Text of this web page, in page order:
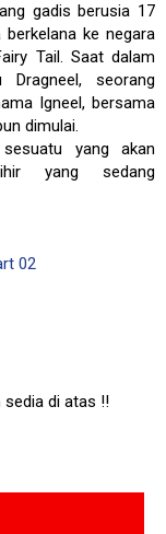
gadis berusia 17
ke negara
Tail. Saat dalam
seorang
Igneel, bersama
dimulai.
yang akan
yang sedang
02
sedia di atas !!